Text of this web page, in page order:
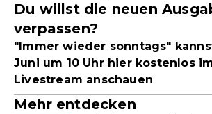
Du willst die neuen
verpassen?
"Immer wieder sonntags"
Juni um 10 Uhr hier kostenlos
Livestream anschauen
Mehr entdecken